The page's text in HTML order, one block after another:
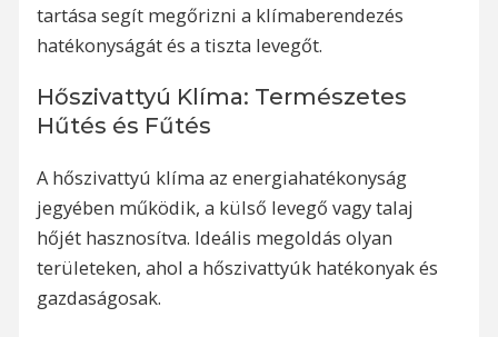
tartása segít megőrizni a klímaberendezés
hatékonyságát és a tiszta levegőt.
Hőszivattyú Klíma: Természetes
Hűtés és Fűtés
A hőszivattyú klíma az energiahatékonyság
jegyében működik, a külső levegő vagy talaj
hőjét hasznosítva. Ideális megoldás olyan
területeken, ahol a hőszivattyúk hatékonyak és
gazdaságosak.